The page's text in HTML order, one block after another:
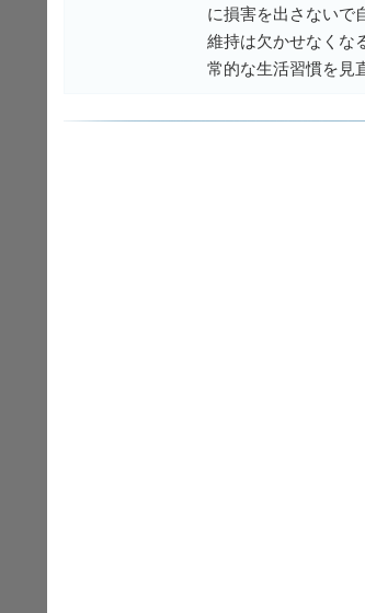
に損害を出さないで
維持は欠かせなくな
常的な生活習慣を見